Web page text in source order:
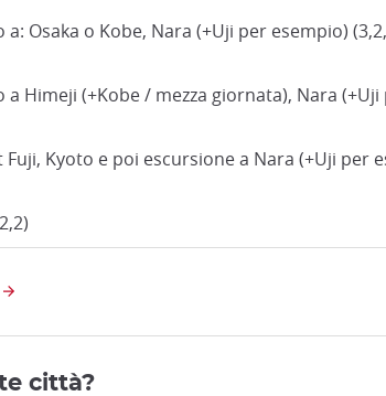
Osaka o Kobe, Nara (+Uji per esempio)
Himeji (+Kobe / mezza giornata), Nara (+Uji
Kyoto e poi escursione a Nara (+Uji per
città?